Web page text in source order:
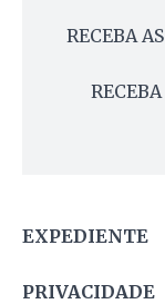
RECEBA
EXPEDIENTE
PRIVACIDADE